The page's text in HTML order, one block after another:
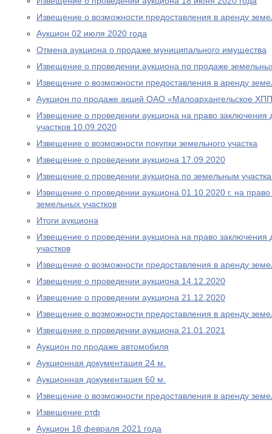
Извещение о возможности предоставления в аренду
Аукцион 02 июля 2020 года
Отмена аукциона о продаже муниципального имущества
Извещение о проведении аукциона по продаже
Извещение о возможности предоставления в аренду
Аукцион по продаже акций ОАО «Малоархангельское
Извещение о проведении аукциона на право заключения
участков 10.09.2020
Извещение о возможности покупки земельного участка
Извещение о проведении аукциона 17.09.2020
Извещение о проведении аукциона по земельным
Извещение о проведении аукциона 01.10.2020 г. на
земельных участков
Итоги аукциона
Извещение о проведении аукциона на право заключения
участков
Извещение о возможности предоставления в аренду
Извещение о проведении аукциона 14.12.2020
Извещение о проведении аукциона 21.12.2020
Извещение о возможности предоставления в аренду
Извещение о проведении аукциона 21.01.2021
Аукцион по продаже автомобиля
Аукционная документация 24 м.
Аукционная документация 60 м.
Извещение о возможности предоставления в аренду
Извещение ртф
Аукцион 18 февраля 2021 года